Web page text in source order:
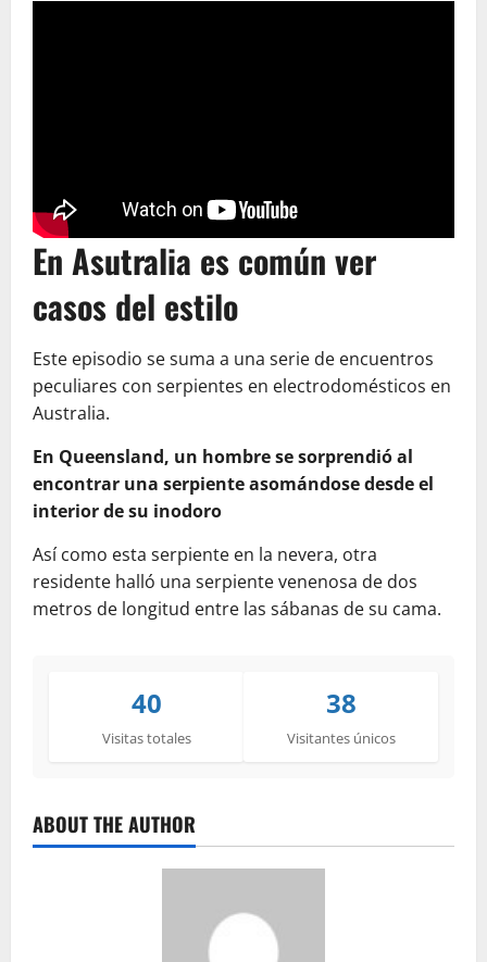
En Asutralia es común ver
casos del estilo
Este episodio se suma a una serie de encuentros
peculiares con serpientes en electrodomésticos en
Australia.
En Queensland, un hombre se sorprendió al
encontrar una serpiente asomándose desde el
interior de su inodoro
Así como esta serpiente en la nevera, otra
residente halló una serpiente venenosa de dos
metros de longitud entre las sábanas de su cama.
40
Visitas totales
38
Visitantes únicos
ABOUT THE AUTHOR